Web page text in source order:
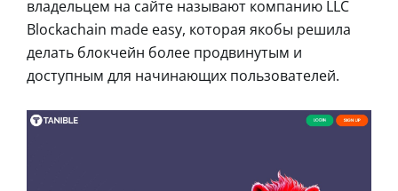
владельцем на сайте называют компанию LLC
Blockachain made easy, которая якобы решила
делать блокчейн более продвинутым и
доступным для начинающих пользователей.